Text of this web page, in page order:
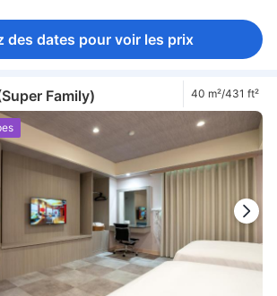
des dates pour voir les prix
Family) 40 m²/431 ft²